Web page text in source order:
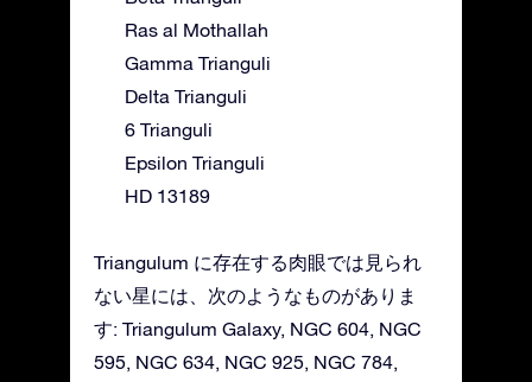
Ras al Mothallah
Gamma Trianguli
Delta Trianguli
6 Trianguli
Epsilon Trianguli
HD 13189
Triangulum に存在する肉眼では見られ
ない星には、次のようなものがありま
す: Triangulum Galaxy, NGC 604, NGC
595, NGC 634, NGC 925, NGC 784,